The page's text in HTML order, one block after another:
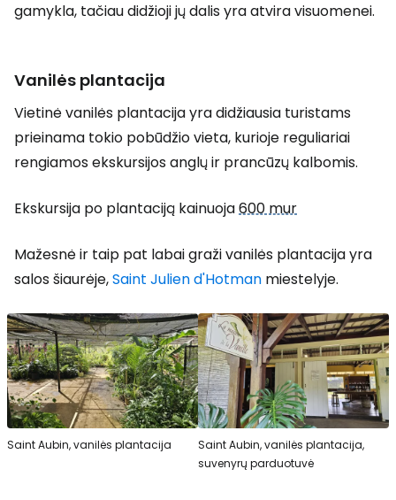
gamykla, tačiau didžioji jų dalis yra atvira visuomenei.
Vanilės plantacija
Vietinė vanilės plantacija yra didžiausia turistams
prieinama tokio pobūdžio vieta, kurioje reguliariai
rengiamos ekskursijos anglų ir prancūzų kalbomis.
Ekskursija po plantaciją kainuoja600 mur
Mažesnė ir taip pat labai graži vanilės plantacija yra
salos šiaurėje,Saint Julien d'Hotman miestelyje.
Saint Aubin, vanilės plantacija
Saint Aubin, vanilės plantacija,
suvenyrų parduotuvė